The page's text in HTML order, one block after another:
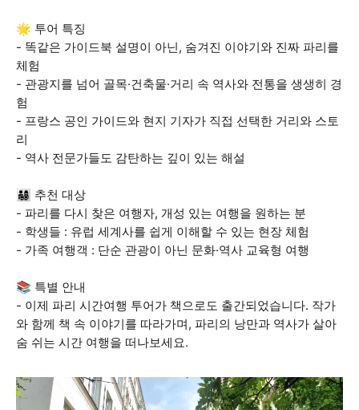
🌟 투어 특징
- 똑같은 가이드북 설명이 아닌, 숨겨진 이야기와 진짜 파리를
체험
- 관광지를 넘어 골목·건축물·거리 속 역사와 전통을 생생히 경
험
- 프랑스 공인 가이드와 현지 기자가 직접 선택한 거리와 스토
리
- 역사 전문가들도 감탄하는 깊이 있는 해설
👨‍👩‍👧‍👦 추천 대상
- 파리를 다시 찾은 여행자, 개성 있는 여행을 원하는 분
- 학생들 : 유럽 세계사를 쉽게 이해할 수 있는 현장 체험
- 가족 여행객 : 단순 관광이 아닌 문화·역사 교육형 여행
📚 특별 안내
- 이제 파리 시간여행 투어가 책으로도 출간되었습니다. 작가
와 함께 책 속 이야기를 따라가며, 파리의 낭만과 역사가 살아
숨 쉬는 시간 여행을 떠나보세요.